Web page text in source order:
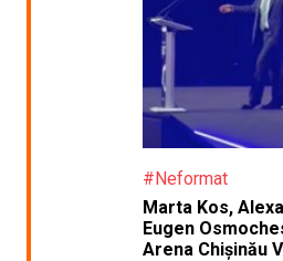
#Neformat
Marta Kos,
Eugen
Arena Chișinău